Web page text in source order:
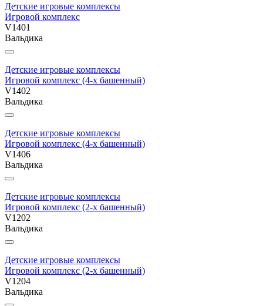
Детские игровые комплексы
Игровой комплекс
V1401
Вальдика
Детские игровые комплексы
Игровой комплекс (4-х башенный)
V1402
Вальдика
Детские игровые комплексы
Игровой комплекс (4-х башенный)
V1406
Вальдика
Детские игровые комплексы
Игровой комплекс (2-х башенный)
V1202
Вальдика
Детские игровые комплексы
Игровой комплекс (2-х башенный)
V1204
Вальдика